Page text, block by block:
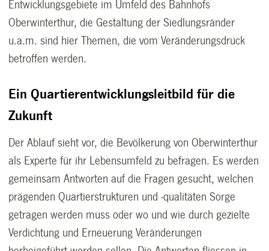
Entwicklungsgebiete im Umfeld des Bahnhofs
Oberwinterthur, die Gestaltung der Siedlungsränder
u.a.m. sind hier Themen, die vom Veränderungsdruck
betroffen werden.
Ein Quartierentwicklungsleitbild für die
Zukunft
Der Ablauf sieht vor, die Bevölkerung von Oberwinterthur
als Experte für ihr Lebensumfeld zu befragen. Es werden
gemeinsam Antworten auf die Fragen gesucht, welchen
prägenden Quartierstrukturen und -qualitäten Sorge
getragen werden muss oder wo und wie durch gezielte
Verdichtung und Erneuerung Veränderungen